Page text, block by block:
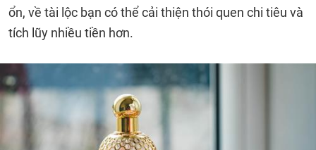
ổn, về tài lộc bạn có thể cải thiện thói quen chi tiêu và
tích lũy nhiều tiền hơn.